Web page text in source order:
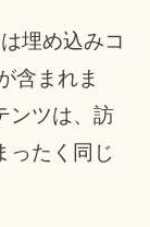
埋め込みコ
含まれま
ンツは、訪
ったく同じ